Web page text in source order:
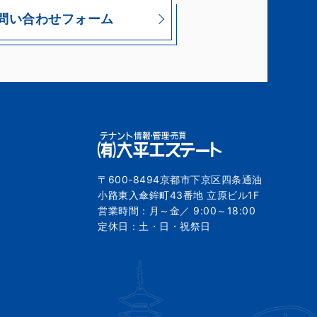
い合わせフォーム
〒600-8494京都市下京区四条通油
小路東入傘鉾町43番地 立原ビル1F
営業時間：月～金／ 9:00～18:00
定休日：土・日・祝祭日